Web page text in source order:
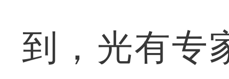
到，光有专